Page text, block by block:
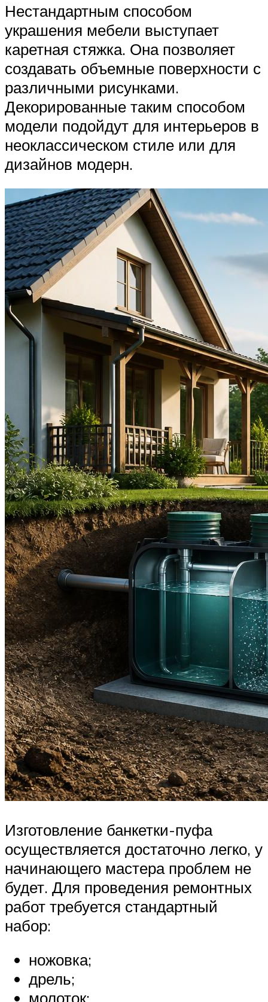
Нестандартным способом
украшения мебели выступает
каретная стяжка. Она позволяет
создавать объемные поверхности с
различными рисунками.
Декорированные таким способом
модели подойдут для интерьеров в
неоклассическом стиле или для
дизайнов модерн.
Изготовление банкетки-пуфа
осуществляется достаточно легко, у
начинающего мастера проблем не
будет. Для проведения ремонтных
работ требуется стандартный
набор:
ножовка;
дрель;
молоток;